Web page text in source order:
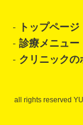
トップページ
診療メニュー
クリニックの
all rights reserved